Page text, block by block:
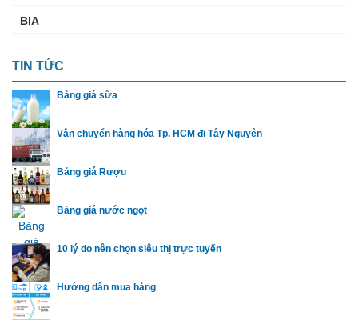
BIA
TIN TỨC
Bảng giá sữa
Vận chuyển hàng hóa Tp. HCM đi Tây Nguyên
Bảng giá Rượu
Bảng giá nước ngọt
10 lý do nên chọn siêu thị trực tuyến
Hướng dẫn mua hàng